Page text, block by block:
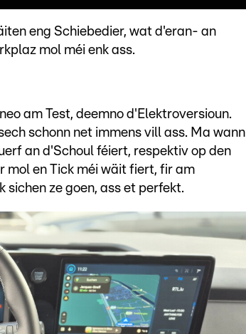
eng Schiebedier, wat d'eran- an
mol méi enk ass.
am Test, deemno d'Elektroversioun.
schonn net immens vill ass. Ma wann
an d'Schoul féiert, respektiv op den
mol en Tick méi wäit fiert, fir am
ze goen, ass et perfekt.